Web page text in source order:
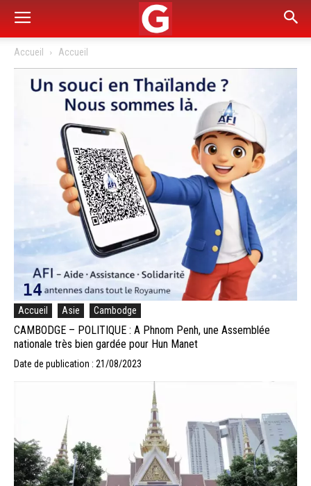
Accueil Accueil
Accueil Asie Cambodge
CAMBODGE – POLITIQUE : A Phnom Penh, une Assemblée
nationale très bien gardée pour Hun Manet
Date de publication : 21/08/2023